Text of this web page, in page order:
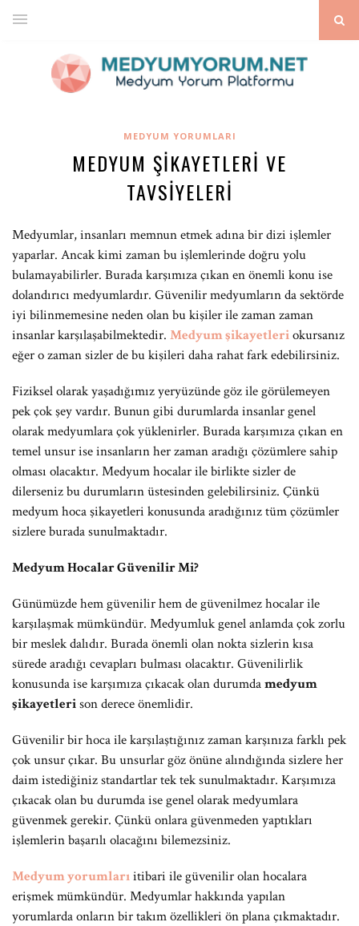
MEDYUM YORUMLARI
MEDYUM ŞIKAYETLERI VE
TAVSIYELERI
Medyumlar, insanları memnun etmek adına bir dizi işlemler
yaparlar. Ancak kimi zaman bu işlemlerinde doğru yolu
bulamayabilirler. Burada karşımıza çıkan en önemli konu ise
dolandırıcı medyumlardır. Güvenilir medyumların da sektörde
iyi bilinmemesine neden olan bu kişiler ile zaman zaman
insanlar karşılaşabilmektedir. Medyum şikayetleriokursanız
eğer o zaman sizler de bu kişileri daha rahat fark edebilirsiniz.
Fiziksel olarak yaşadığımız yeryüzünde göz ile görülemeyen
pek çok şey vardır. Bunun gibi durumlarda insanlar genel
olarak medyumlara çok yüklenirler. Burada karşımıza çıkan en
temel unsur ise insanların her zaman aradığı çözümlere sahip
olması olacaktır. Medyum hocalar ile birlikte sizler de
dilerseniz bu durumların üstesinden gelebilirsiniz. Çünkü
medyum hoca şikayetleri konusunda aradığınız tüm çözümler
sizlere burada sunulmaktadır.
Medyum Hocalar Güvenilir Mi?
Günümüzde hem güvenilir hem de güvenilmez hocalar ile
karşılaşmak mümkündür. Medyumluk genel anlamda çok zorlu
bir meslek dalıdır. Burada önemli olan nokta sizlerin kısa
sürede aradığı cevapları bulması olacaktır. Güvenilirlik
konusunda ise karşımıza çıkacak olan durumdamedyum
şikayetlerison derece önemlidir.
Güvenilir bir hoca ile karşılaştığınız zaman karşınıza farklı pek
çok unsur çıkar. Bu unsurlar göz önüne alındığında sizlere her
daim istediğiniz standartlar tek tek sunulmaktadır. Karşımıza
çıkacak olan bu durumda ise genel olarak medyumlara
güvenmek gerekir. Çünkü onlara güvenmeden yaptıkları
işlemlerin başarılı olacağını bilemezsiniz.
Medyum yorumlarıitibari ile güvenilir olan hocalara
erişmek mümkündür. Medyumlar hakkında yapılan
yorumlarda onların bir takım özellikleri ön plana çıkmaktadır.